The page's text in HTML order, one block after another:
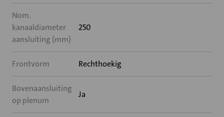
Nom.
kanaaldiameter
aansluiting (mm)
250
Frontvorm Rechthoekig
Bovenaansluiting
op plenum
Ja